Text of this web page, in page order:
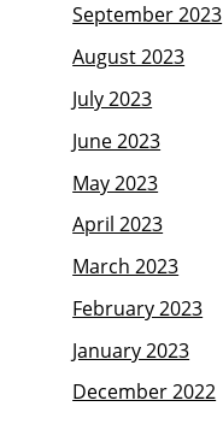
September 2023
August 2023
July 2023
June 2023
May 2023
April 2023
March 2023
February 2023
January 2023
December 2022